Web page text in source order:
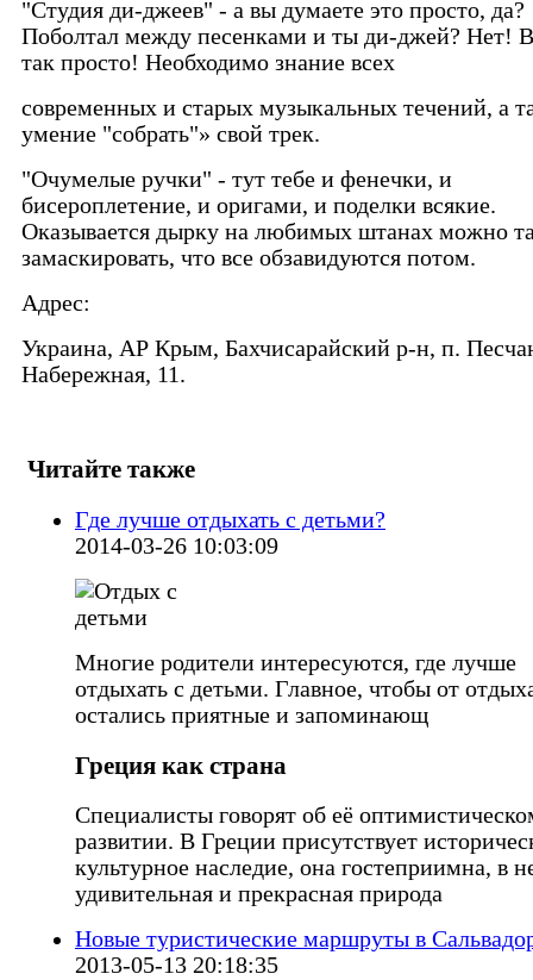
"Студия ди-джеев" - а вы думаете это просто, да?
Поболтал между песенками и ты ди-джей? Нет!
так просто! Необходимо знание всех
современных и старых музыкальных течений, а
умение "собрать"» свой трек.
"Очумелые ручки" - тут тебе и фенечки, и
бисероплетение, и оригами, и поделки всякие.
Оказывается дырку на любимых штанах можно
замаскировать, что все обзавидуются потом.
Адрес:
Украина, АР Крым, Бахчисарайский р-н, п.
Набережная, 11.
Читайте также
Где лучше отдыхать с детьми?
2014-03-26 10:03:09
Многие родители интересуются, где лучше
отдыхать с детьми. Главное, чтобы от
остались приятные и запоминающ
Греция как страна
Специалисты говорят об её
развитии. В Греции присутствует
культурное наследие, она гостеприимна, в
удивительная и прекрасная природа
Новые туристические маршруты в
2013-05-13 20:18:35